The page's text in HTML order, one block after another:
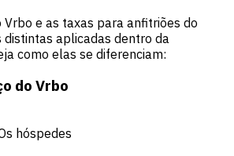
Vrbo e as taxas para anfitriões do
distintas aplicadas dentro da
como elas se diferenciam:
do Vrbo
hóspedes